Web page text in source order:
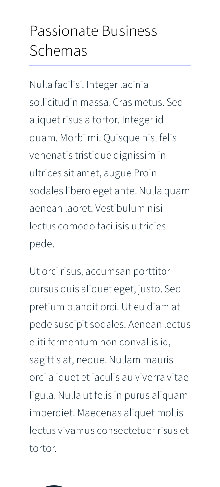
Passionate Business
Schemas
Nulla facilisi. Integer lacinia
sollicitudin massa. Cras metus. Sed
aliquet risus a tortor. Integer id
quam. Morbi mi. Quisque nisl felis
venenatis tristique dignissim in
ultrices sit amet, augue Proin
sodales libero eget ante. Nulla quam
aenean laoret. Vestibulum nisi
lectus comodo facilisis ultricies
pede.
Ut orci risus, accumsan porttitor
cursus quis aliquet eget, justo. Sed
pretium blandit orci. Ut eu diam at
pede suscipit sodales. Aenean lectus
eliti fermentum non convallis id,
sagittis at, neque. Nullam mauris
orci aliquet et iaculis au viverra vitae
ligula. Nulla ut felis in purus aliquam
imperdiet. Maecenas aliquet mollis
lectus vivamus consectetuer risus et
tortor.